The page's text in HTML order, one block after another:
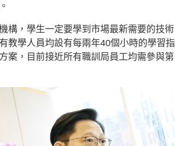
構，學生一定要學到市場最新需要的技術
教學人員均設有每兩年40個小時的學習指
案，目前接近所有職訓局員工均需參與第